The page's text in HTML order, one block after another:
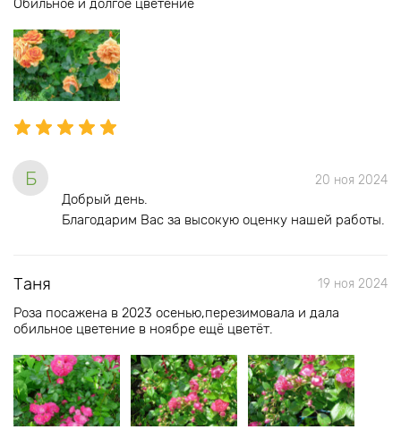
Обильное и долгое цветение
Б 20 ноя 2024
Добрый день.
Благодарим Вас за высокую оценку нашей работы.
Таня 19 ноя 2024
Роза посажена в 2023 осенью,перезимовала и дала
обильное цветение в ноябре ещё цветёт.